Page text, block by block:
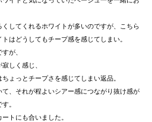
してくれるホワイトが多いのですが、こちら
はどうしてもチープ感を感じてしまい。
が、
しく感じ、
ょっとチープさを感じてしまい返品。
、それが程よいシアー感につながり抜け感が
。
トにも合いました。